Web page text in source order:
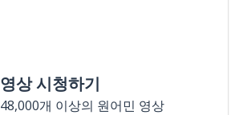
영상 시청하기
48,000개 이상의 원어민 영상